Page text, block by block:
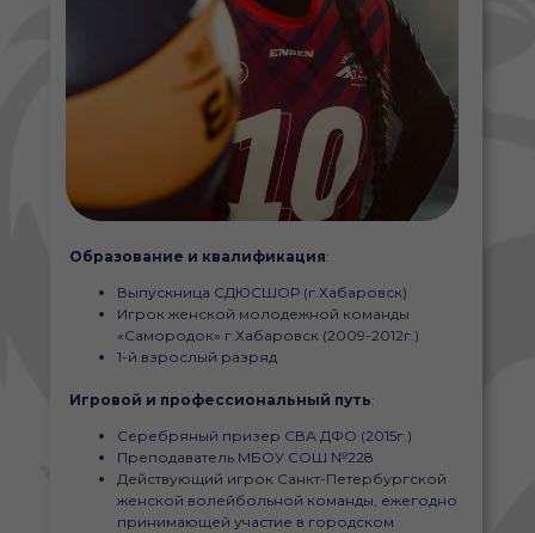
Образование и квалификация:
Выпускница СДЮСШОР (г.Хабаровск)
Игрок женской молодежной команды
«Самородок» г.Хабаровск (2009-2012г.)
1-й взрослый разряд
Игровой и профессиональный путь:
Серебряный призер СВА ДФО (2015г.)
Преподаватель МБОУ СОШ №228
Действующий игрок Санкт-Петербургской
женской волейбольной команды, ежегодно
принимающей участие в городском